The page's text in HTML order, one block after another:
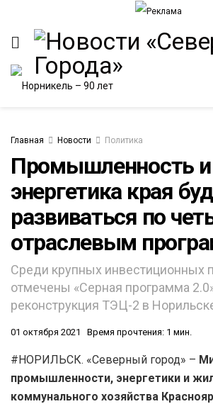
Главная Новости Политика
Промышленность и
энергетика края
развиваться по
отраслевым
Среди крупных инвестиционных
отмечены «Серная программа
реконструкция ТЭЦ-2 в
01 октября 2021 Время прочтения: 1 мин.
#НОРИЛЬСК. «Северный город» –
промышленности, энергетики и
коммунального хозяйства